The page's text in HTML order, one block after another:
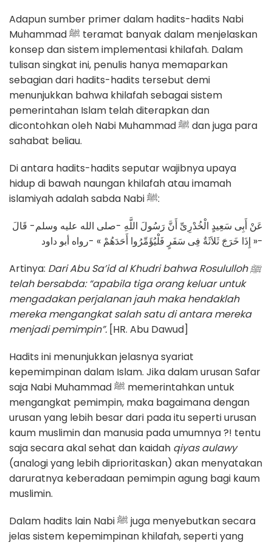
Adapun sumber primer dalam hadits-hadits Nabi
Muhammad ﷺ teramat banyak dalam menjelaskan
konsep dan sistem implementasi khilafah. Dalam
tulisan singkat ini, penulis hanya memaparkan
sebagian dari hadits-hadits tersebut demi
menunjukkan bahwa khilafah sebagai sistem
pemerintahan Islam telah diterapkan dan
dicontohkan oleh Nabi Muhammad ﷺ dan juga para
sahabat beliau.
Di antara hadits-hadits seputar wajibnya upaya
hidup di bawah naungan khilafah atau imamah
islamiyah adalah sabda Nabi ﷺ:
عَنْ أَبِى سَعِيدٍ الْخُدْرِىِّ أَنَّ رَسُولَ اللَّهِ -صلى الله عليه وسلم- قَالَ
« إِذَا خَرَجَ ثَلاَثَةٌ فِى سَفَرٍ فَلْيُؤَمِّرُوا أَحَدَهُمْ » -رواه أبو داود-
Artinya: Dari Abu Sa’id al Khudri bahwa Rosulullohﷺ
telah bersabda: “apabila tiga orang keluar untuk
mengadakan perjalanan jauh maka hendaklah
mereka mengangkat salah satu di antara mereka
menjadi pemimpin”. [HR. Abu Dawud]
Hadits ini menunjukkan jelasnya syariat
kepemimpinan dalam Islam. Jika dalam urusan Safar
saja Nabi Muhammad ﷺ memerintahkan untuk
mengangkat pemimpin, maka bagaimana dengan
urusan yang lebih besar dari pada itu seperti urusan
kaum muslimin dan manusia pada umumnya ?! tentu
saja secara akal sehat dan kaidah qiyas aulawy
(analogi yang lebih diprioritaskan) akan menyatakan
daruratnya keberadaan pemimpin agung bagi kaum
muslimin.
Dalam hadits lain Nabi ﷺ juga menyebutkan secara
jelas sistem kepemimpinan khilafah, seperti yang